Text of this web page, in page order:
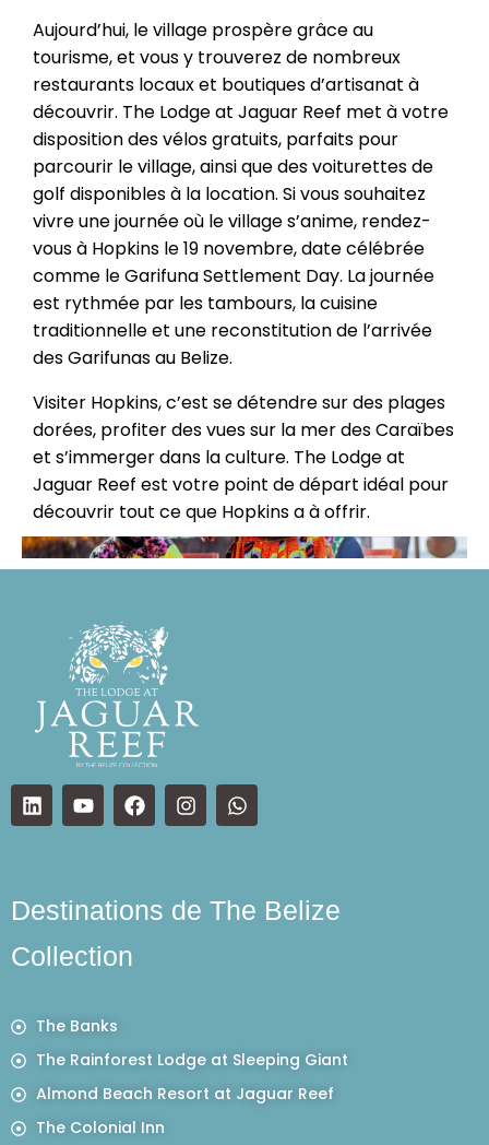
Aujourd’hui, le village prospère grâce au
tourisme, et vous y trouverez de nombreux
restaurants locaux et boutiques d’artisanat à
découvrir. The Lodge at Jaguar Reef met à votre
disposition des vélos gratuits, parfaits pour
parcourir le village, ainsi que des voiturettes de
golf disponibles à la location. Si vous souhaitez
vivre une journée où le village s’anime, rendez-
vous à Hopkins le 19 novembre, date célébrée
comme le Garifuna Settlement Day. La journée
est rythmée par les tambours, la cuisine
traditionnelle et une reconstitution de l’arrivée
des Garifunas au Belize.
Visiter Hopkins, c’est se détendre sur des plages
dorées, profiter des vues sur la mer des Caraïbes
et s’immerger dans la culture. The Lodge at
Jaguar Reef est votre point de départ idéal pour
découvrir tout ce que Hopkins a à offrir.
Destinations de The Belize
Collection
The Banks
The Rainforest Lodge at Sleeping Giant
Almond Beach Resort at Jaguar Reef
The Colonial Inn